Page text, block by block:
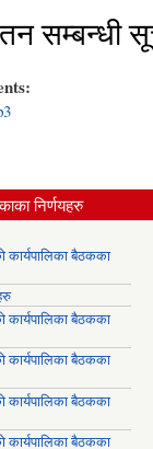
सम्बन्धी
निर्णयहरु
बैठकका
बैठकका
बैठकका
बैठकका
बैठकका